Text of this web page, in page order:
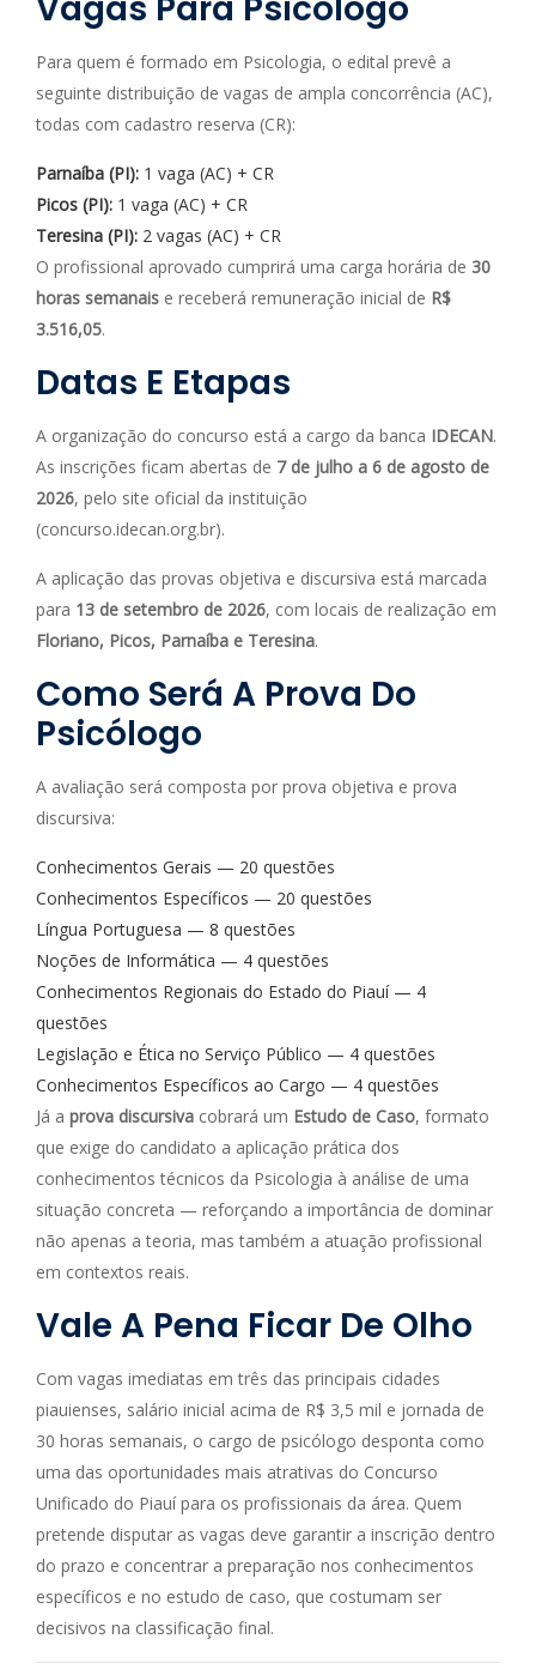
Para quem é formado em Psicologia, o edital prevê a
seguinte distribuição de vagas de ampla concorrência (AC),
todas com cadastro reserva (CR):
Parnaíba (PI): 1 vaga (AC) + CR
Picos (PI): 1 vaga (AC) + CR
Teresina (PI): 2 vagas (AC) + CR
O profissional aprovado cumprirá uma carga horária de 30
horas semanais e receberá remuneração inicial de R$
3.516,05.
Datas E Etapas
A organização do concurso está a cargo da banca IDECAN.
As inscrições ficam abertas de 7 de julho a 6 de agosto de
2026, pelo site oficial da instituição
(concurso.idecan.org.br).
A aplicação das provas objetiva e discursiva está marcada
para 13 de setembro de 2026, com locais de realização em
Floriano, Picos, Parnaíba e Teresina.
Como Será A Prova Do
Psicólogo
A avaliação será composta por prova objetiva e prova
discursiva:
Conhecimentos Gerais — 20 questões
Conhecimentos Específicos — 20 questões
Língua Portuguesa — 8 questões
Noções de Informática — 4 questões
Conhecimentos Regionais do Estado do Piauí — 4
questões
Legislação e Ética no Serviço Público — 4 questões
Conhecimentos Específicos ao Cargo — 4 questões
Já a prova discursiva cobrará um Estudo de Caso, formato
que exige do candidato a aplicação prática dos
conhecimentos técnicos da Psicologia à análise de uma
situação concreta — reforçando a importância de dominar
não apenas a teoria, mas também a atuação profissional
em contextos reais.
Vale A Pena Ficar De Olho
Com vagas imediatas em três das principais cidades
piauienses, salário inicial acima de R$ 3,5 mil e jornada de
30 horas semanais, o cargo de psicólogo desponta como
uma das oportunidades mais atrativas do Concurso
Unificado do Piauí para os profissionais da área. Quem
pretende disputar as vagas deve garantir a inscrição dentro
do prazo e concentrar a preparação nos conhecimentos
específicos e no estudo de caso, que costumam ser
decisivos na classificação final.